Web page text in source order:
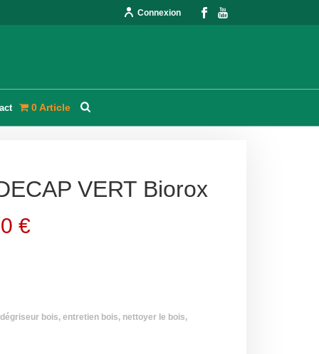
Connexion
0 Article
VERT Biorox
€
dégriseur bois, entretien bois, nettoyer le bois,